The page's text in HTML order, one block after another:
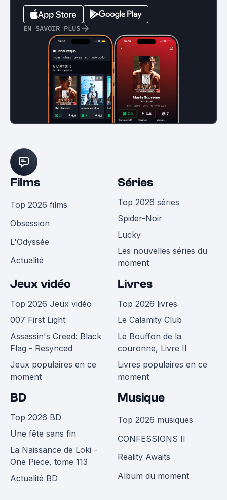
EN SAVOIR PLUS
Films
Top 2026 films
Obsession
L'Odyssée
Actualité
Séries
Top 2026 séries
Spider-Noir
Lucky
Les nouvelles séries du
moment
Jeux vidéo
Top 2026 Jeux vidéo
007 First Light
Assassin's Creed: Black
Flag - Resynced
Jeux populaires en ce
moment
Livres
Top 2026 livres
Le Calamity Club
Le Bouffon de la
couronne, Livre II
Livres populaires en ce
moment
BD
Top 2026 BD
Une fête sans fin
La Naissance de Loki -
One Piece, tome 113
Actualité BD
Musique
Top 2026 musiques
CONFESSIONS II
Reality Awaits
Album du moment